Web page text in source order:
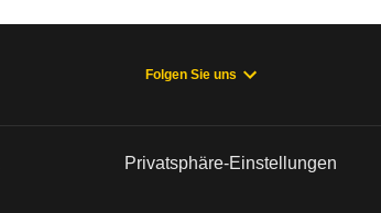
Folgen Sie uns
Privatsphäre-Einstellungen